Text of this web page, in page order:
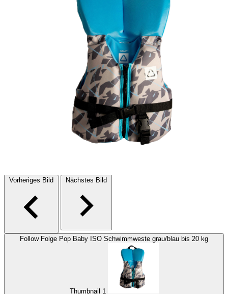
Vorheriges Bild Nächstes Bild
Follow Folge Pop Baby ISO Schwimmweste grau/blau bis 20 kg
Thumbnail 1